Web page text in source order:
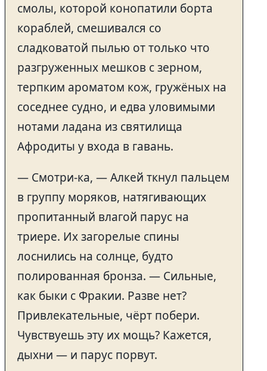
смолы, которой конопатили борта
кораблей, смешивался со
сладковатой пылью от только что
разгруженных мешков с зерном,
терпким ароматом кож, гружёных на
соседнее судно, и едва уловимыми
нотами ладана из святилища
Афродиты у входа в гавань.
— Смотри-ка, — Алкей ткнул пальцем
в группу моряков, натягивающих
пропитанный влагой парус на
триере. Их загорелые спины
лоснились на солнце, будто
полированная бронза. — Сильные,
как быки с Фракии. Разве нет?
Привлекательные, чёрт побери.
Чувствуешь эту их мощь? Кажется,
дыхни — и парус порвут.